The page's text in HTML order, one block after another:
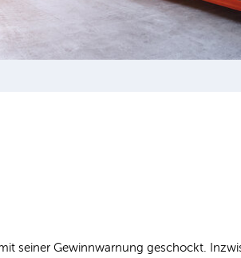
seiner Gewinnwarnung geschockt.